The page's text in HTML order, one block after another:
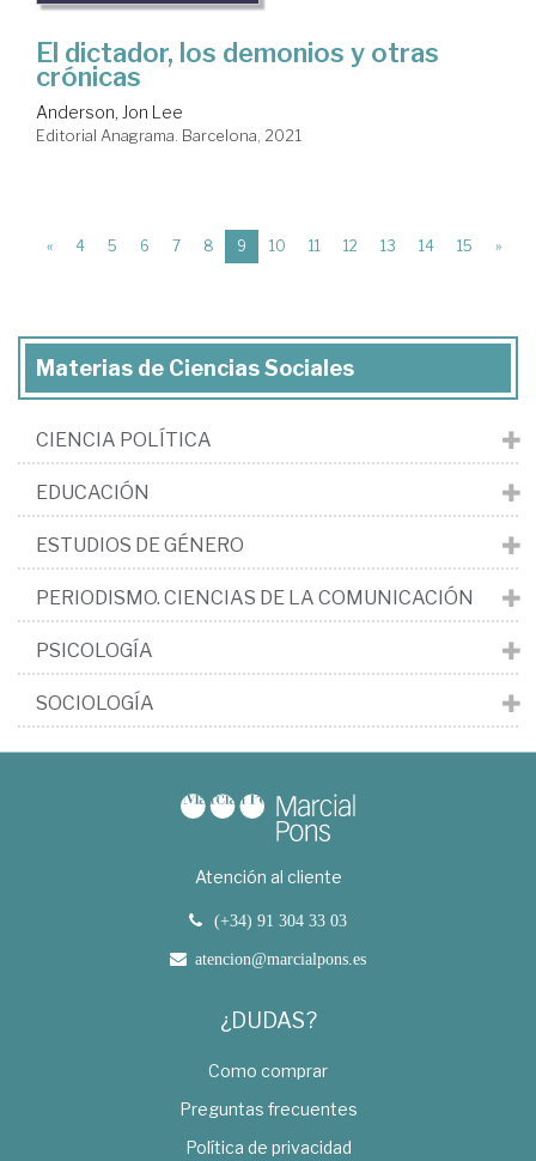
El dictador, los demonios y otras
crónicas
Anderson, Jon Lee
Editorial Anagrama. Barcelona, 2021
« 4 5 6 7 8 9 (current)
10 11 12 13 14 15 »
Materias de Ciencias Sociales
CIENCIA POLÍTICA
EDUCACIÓN
ESTUDIOS DE GÉNERO
PERIODISMO. CIENCIAS DE LA COMUNICACIÓN
PSICOLOGÍA
SOCIOLOGÍA
Atención al cliente
(+34) 91 304 33 03
atencion@marcialpons.es
¿DUDAS?
Como comprar
Preguntas frecuentes
Política de privacidad